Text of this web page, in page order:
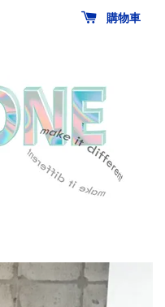
購物車